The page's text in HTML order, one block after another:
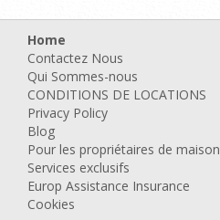
Home
Contactez Nous
Qui Sommes-nous
CONDITIONS DE LOCATIONS
Privacy Policy
Blog
Pour les propriétaires de maison
Services exclusifs
Europ Assistance Insurance
Cookies